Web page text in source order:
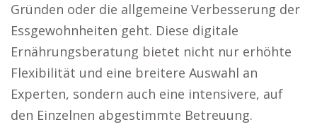
Gründen oder die allgemeine Verbesserung der
Essgewohnheiten geht. Diese digitale
Ernährungsberatung bietet nicht nur erhöhte
Flexibilität und eine breitere Auswahl an
Experten, sondern auch eine intensivere, auf
den Einzelnen abgestimmte Betreuung.